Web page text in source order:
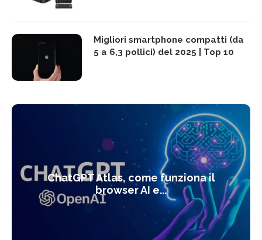
Migliori smartphone compatti (da
5 a 6,3 pollici) del 2025 | Top 10
ChatGPT Atlas, come funziona il
browser AI e...